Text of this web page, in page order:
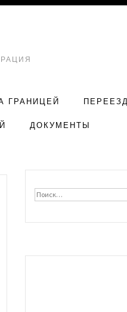
ГРАНИЦЕЙ ПЕРЕЕЗД
ДОКУМЕНТЫ
Найти: